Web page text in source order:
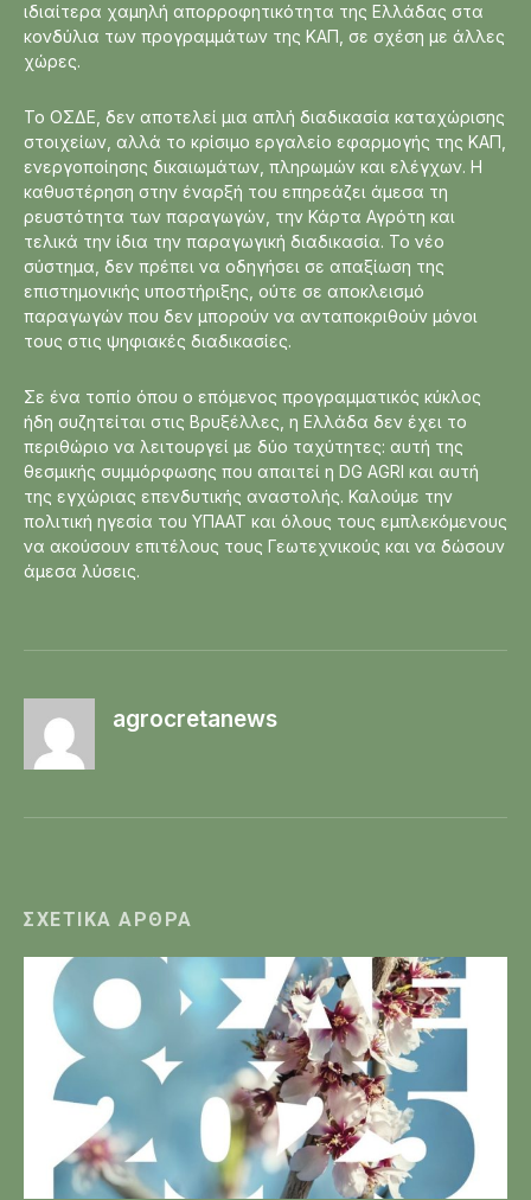
ιδιαίτερα χαμηλή απορροφητικότητα της Ελλάδας στα
κονδύλια των προγραμμάτων της ΚΑΠ, σε σχέση με άλλες
χώρες.
Το ΟΣΔΕ, δεν αποτελεί μια απλή διαδικασία καταχώρισης
στοιχείων, αλλά το κρίσιμο εργαλείο εφαρμογής της ΚΑΠ,
ενεργοποίησης δικαιωμάτων, πληρωμών και ελέγχων. Η
καθυστέρηση στην έναρξή του επηρεάζει άμεσα τη
ρευστότητα των παραγωγών, την Κάρτα Αγρότη και
τελικά την ίδια την παραγωγική διαδικασία. Το νέο
σύστημα, δεν πρέπει να οδηγήσει σε απαξίωση της
επιστημονικής υποστήριξης, ούτε σε αποκλεισμό
παραγωγών που δεν μπορούν να ανταποκριθούν μόνοι
τους στις ψηφιακές διαδικασίες.
Σε ένα τοπίο όπου ο επόμενος προγραμματικός κύκλος
ήδη συζητείται στις Βρυξέλλες, η Ελλάδα δεν έχει το
περιθώριο να λειτουργεί με δύο ταχύτητες: αυτή της
θεσμικής συμμόρφωσης που απαιτεί η DG AGRI και αυτή
της εγχώριας επενδυτικής αναστολής. Καλούμε την
πολιτική ηγεσία του ΥΠΑΑΤ και όλους τους εμπλεκόμενους
να ακούσουν επιτέλους τους Γεωτεχνικούς και να δώσουν
άμεσα λύσεις.
agrocretanews
ΣΧΕΤΙΚΆ ΆΡΘΡΑ